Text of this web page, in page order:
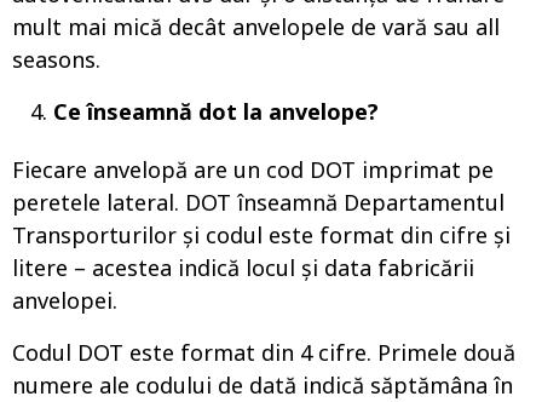
mult mai mică decât anvelopele de vară sau all
seasons.
Ce înseamnă dot la anvelope?
Fiecare anvelopă are un cod DOT imprimat pe
peretele lateral. DOT înseamnă Departamentul
Transporturilor și codul este format din cifre și
litere – acestea indică locul și data fabricării
anvelopei.
Codul DOT este format din 4 cifre. Primele două
numere ale codului de dată indică săptămâna în